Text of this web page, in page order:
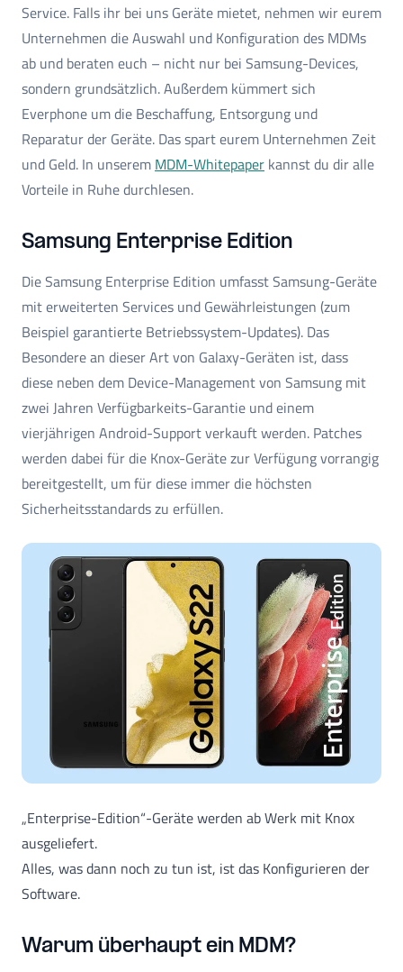
Service. Falls ihr bei uns Geräte mietet, nehmen wir eurem
Unternehmen die Auswahl und Konfiguration des MDMs
ab und beraten euch – nicht nur bei Samsung-Devices,
sondern grundsätzlich. Außerdem kümmert sich
Everphone um die Beschaffung, Entsorgung und
Reparatur der Geräte. Das spart eurem Unternehmen Zeit
und Geld. In unserem MDM-Whitepaper kannst du dir alle
Vorteile in Ruhe durchlesen.
Samsung Enterprise Edition
Die Samsung Enterprise Edition umfasst Samsung-Geräte
mit erweiterten Services und Gewährleistungen (zum
Beispiel garantierte Betriebssystem-Updates). Das
Besondere an dieser Art von Galaxy-Geräten ist, dass
diese neben dem Device-Management von Samsung mit
zwei Jahren Verfügbarkeits-Garantie und einem
vierjährigen Android-Support verkauft werden. Patches
werden dabei für die Knox-Geräte zur Verfügung vorrangig
bereitgestellt, um für diese immer die höchsten
Sicherheitsstandards zu erfüllen.
„Enterprise-Edition“-Geräte werden ab Werk mit Knox
ausgeliefert.
Alles, was dann noch zu tun ist, ist das Konfigurieren der
Software.
Warum überhaupt ein MDM?